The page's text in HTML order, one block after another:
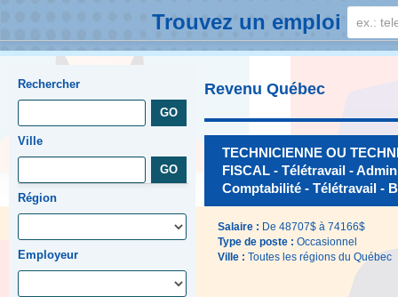
Trouvez un emploi
Rechercher
Ville
Région
Employeur
Revenu Québec
TECHNICIENNE OU
FISCAL - Télétravail -
Comptabilité - Télétravail -
Salaire : De 48707$ à 74166$
Type de poste : Occasionnel
Ville : Toutes les régions du Québec